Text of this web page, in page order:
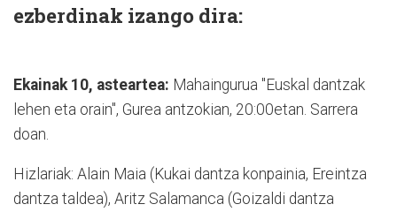
ezberdinak izango dira:
Ekainak 10, asteartea: Mahaingurua "Euskal dantzak
lehen eta orain", Gurea antzokian, 20:00etan. Sarrera
doan.
Hizlariak: Alain Maia (Kukai dantza konpainia, Ereintza
dantza taldea), Aritz Salamanca (Goizaldi dantza